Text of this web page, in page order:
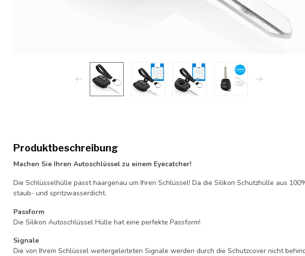
Produktbeschreibung
Machen Sie Ihren Autoschlüssel zu einem Eyecatcher!
Die Schlüsselhülle passt haargenau um Ihren Schlüssel! Da die Silikon Schutzhülle aus
staub- und spritzwasserdicht.
Passform
Die Silikon Autoschlüssel Hülle hat eine perfekte Passform!
Signale
Die von Ihrem Schlüssel weitergeleiteten Signale werden durch die Schutzcover nicht